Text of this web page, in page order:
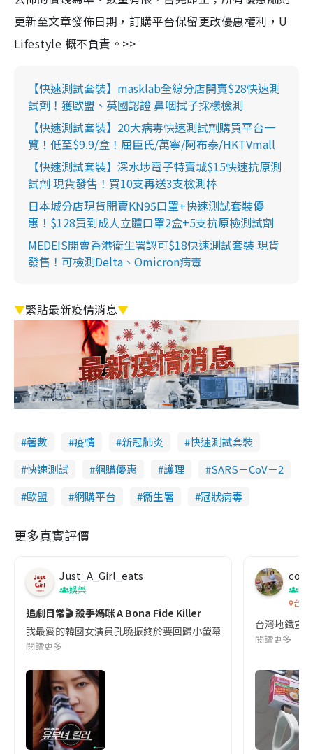
更新至文章發佈日期，訂購平台保留更改優惠權利，U
Lifestyle 概不負責。>>
【快速測試套裝】masklab全線分店開賣$28快速測
試劑！獲歐盟、英國認證 鼻咽拭子採樣檢測
【快速測試套裝】20大病毒快速測試劑購買平台一
覽！低至$9.9/盒！屈臣氏/萬寧/阿布泰/HKTVmall
【快速測試套裝】深水埗電子特賣城$15快速抗原測
試劑 現貨發售！買10支再送3支檢測棒
日本城分店現貨開賣KN95口罩+快速測試套裝優
惠！$128買到成人立體口罩2盒+5支抗原檢測試劑
MEDEIS開賣香港衛生署認可$18快速測試套裝 現貨
發售！可檢測Delta、Omicron病毒
▼緊貼最新疫情消息▼
著數 疫情 新冠肺炎
快速測試套裝
快速測試
網購優惠 護理
SARS－CoV－2
歐盟
網購平台 衞生署 冠狀病毒
更多真實評價
Just_A_Girl_eats
娛樂
追劇日常🎬 殺手媽咪 A Bona Fide Killer
我最愛的韓國女演員孔曉振終於要回歸小螢幕啦!這次的劇本改編
閱讀更多
co
吹
台灣
台灣地鐵宣
閱讀更多